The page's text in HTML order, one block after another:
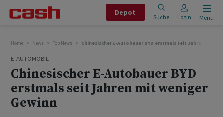
Depot
Suche Login Menu
Home News Top News Chinesischer E-Autobauer BYD erstmals seit Jahren mit
E-AUTOMOBIL
Chinesischer E-Autobauer BYD
erstmals seit Jahren mit weniger
Gewinn